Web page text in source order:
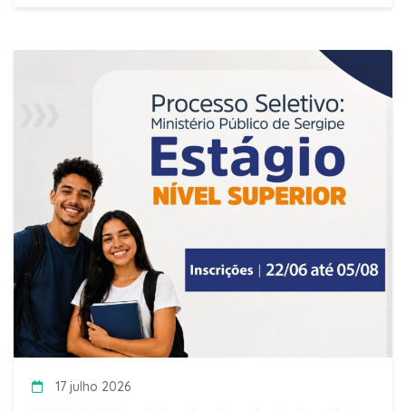
17 julho 2026